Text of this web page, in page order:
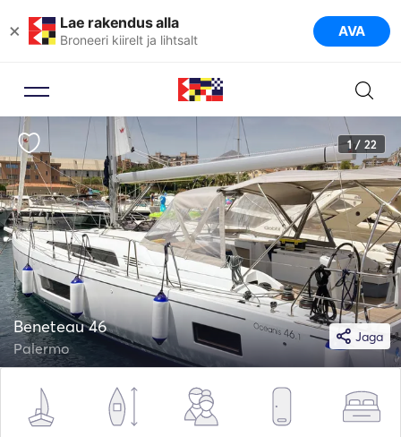
× Lae rakendus alla
Broneeri kiirelt ja lihtsalt AVA
1 / 22
Jaga
Beneteau 46
Palermo